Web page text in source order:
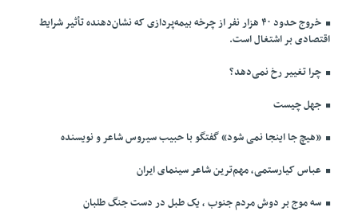
خروج حدود ۴۰ هزار نفر از چرخه بیمه‌پردازی که نشان‌دهنده تأثیر شرایط
اقتصادی بر اشتغال است.
چرا تغییر رخ نمی‌دهد؟
جهل چیست
«هیچ جا اینجا نمی شود» گفتگو با حبیب سیروس شاعر و نویسنده
عباس کیارستمی، مهم‌ترین شاعر سینمای ایران
سه موج بر دوش مردم جنوب ، یک طبل در دست جنگ طلبان